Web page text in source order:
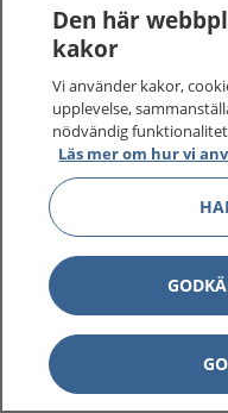
Den här
kakor
Vi använder kakor,
upplevelse,
nödvändig
Läs mer om hur vi